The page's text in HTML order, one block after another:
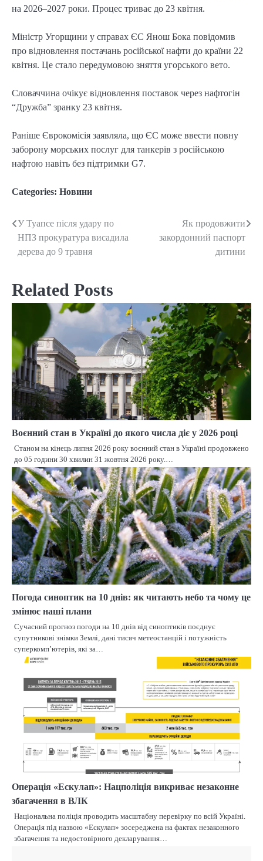
на 2026–2027 роки. Процес триває до 23 квітня.
Міністр Угорщини у справах ЄС Янош Бока повідомив
про відновлення постачань російської нафти до країни 22
квітня. Це стало передумовою зняття угорського вето.
Словаччина очікує відновлення поставок через нафтогін
“Дружба” зранку 23 квітня.
Раніше Єврокомісія заявляла, що ЄС може ввести повну
заборону морських послуг для танкерів з російською
нафтою навіть без підтримки G7.
Categories: Новини
Post
navigation
У Туапсе після удару по
НПЗ прокуратура висадила
дерева до 9 травня
Як продовжити
закордонний паспорт
дитини
Related Posts
Воєнний стан в Україні до якого числа діє у 2026 році
Станом на кінець липня 2026 року воєнний стан в Україні продовжено
до 05 години 30 хвилин 31 жовтня 2026 року.…
Погода синоптик на 10 днів: як читають небо та чому це
змінює наші плани
Сучасний прогноз погоди на 10 днів від синоптиків поєднує
супутникові знімки Землі, дані тисяч метеостанцій і потужність
суперкомп’ютерів, які за…
Операція «Ескулап»: Нацполіція викриває незаконне
збагачення в ВЛК
Національна поліція проводить масштабну перевірку по всій Україні.
Операція під назвою «Ескулап» зосереджена на фактах незаконного
збагачення та недостовірного декларування…